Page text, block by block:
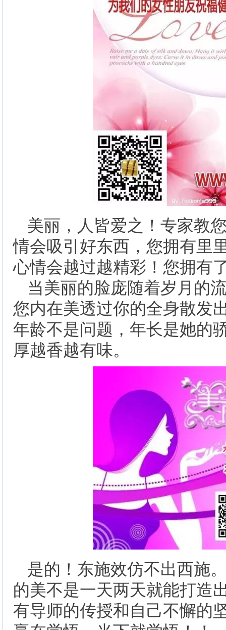
美丽，人皆爱之！专家教
情会吸引好东西，您拥有里
心情会越过越精彩！您拥有
当美丽的脸庞随着岁月的
您内在美透过你的全身散发
年龄不是问题，年长是她的
厚越香越有味。
是的！东施效仿不出西施
的美不是一天两天就能打造
有导师的传授和自己不懈的